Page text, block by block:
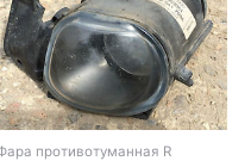
противотуманная R